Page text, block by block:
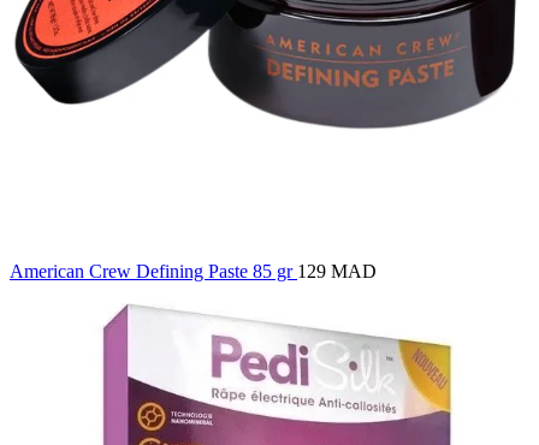
American Crew Defining Paste 85 gr 129 MAD